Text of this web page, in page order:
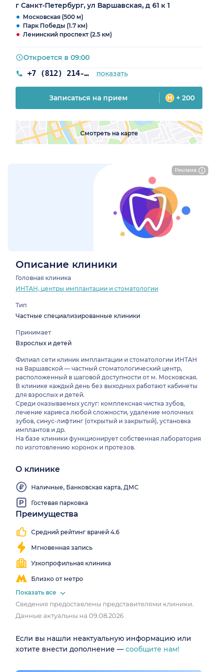
Реклама
г Санкт-Петербург, ул Варшавская, д 61 к 1
Московская (500 м)
Парк Победы (1.7 км)
Ленинский проспект (2.5 км)
+7 (812) 214-48-61 показать
Откроется в 09:00
Записаться на прием + 200
Смотреть на карте
Описание клиники
Головная клиника
ИНТАН, центры имплантации и стоматологии
Тип
Частные специализированные клиники
Принимает
Взрослых и детей
Филиал сети клиник имплантации и стоматологии ИНТАН
на Варшавской — частный стоматологический центр,
расположенный в шаговой доступности от м. Московская.
В клинике каждый день без выходных работают кабинеты
для взрослых и детей.
Среди оказываемых услуг: комплексная чистка зубов,
лечение кариеса любой сложности, удаление молочных
зубов, синус-лифтинг (открытый и закрытый), установка
имплантов и др.
На базе клиники функционирует собственная лаборатория
по изготовлению коронок и протезов.
О клинике
Наличные, Банковская карта, ДМС
Гостевая парковка
Преимущества
Средний рейтинг врачей 4.6
Мгновенная запись
Узкопрофильная клиника
Близко от метро
Работаем
выходные
Показать все
Сведения предоставлены представителями клиники.
Данные актуальны на 09.08.2026
Если вы нашли неактуальную информацию или
хотите внести дополнение — сообщите нам!